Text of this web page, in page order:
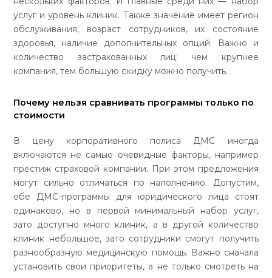
услуг и уровень клиник. Также значение имеет регион
обслуживания, возраст сотрудников, их состояние
здоровья, наличие дополнительных опций. Важно и
количество застрахованных лиц: чем крупнее
компания, тем большую скидку можно получить.
Почему нельзя сравнивать программы только по
стоимости
В цену корпоративного полиса ДМС иногда
включаются не самые очевидные факторы, например
престиж страховой компании. При этом предложения
могут сильно отличаться по наполнению. Допустим,
обе ДМС-программы для юридического лица стоят
одинаково, но в первой минимальный набор услуг,
зато доступно много клиник, а в другой количество
клиник небольшое, зато сотрудники смогут получить
разнообразную медицинскую помощь. Важно сначала
установить свои приоритеты, а не только смотреть на